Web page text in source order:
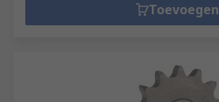
Toevoegen